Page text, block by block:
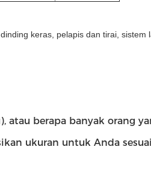
keras, pelapis dan tirai, sistem
atau berapa banyak orang
ukuran untuk Anda